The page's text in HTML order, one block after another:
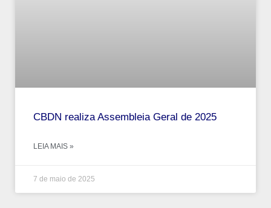
CBDN realiza Assembleia Geral de 2025
LEIA MAIS »
7 de maio de 2025